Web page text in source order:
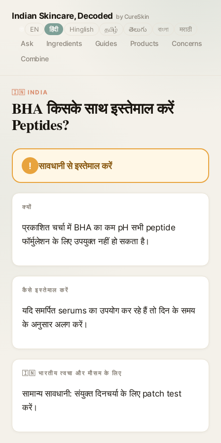
Indian Skincare, Decoded by CureSkin
Ask Ingredients Guides Products
Concerns
Combine
EN हिंदी Hinglish தமிழ் తెలుగు বাংলা मराठी
🇮🇳 INDIA
BHA किसके साथ इस्तेमाल करें
Peptides?
! सावधानी से इस्तेमाल करें
क्यों
प्रकाशित चर्चा में BHA का कम pH सभी peptide
फॉर्मुलेशन के लिए उपयुक्त नहीं हो सकता है।
कैसे इस्तेमाल करें
यदि समर्पित serums का उपयोग कर रहे हैं तो दिन के समय
के अनुसार अलग करें।
🇮🇳 भारतीय त्वचा और मौसम के लिए
सामान्य सावधानी: संयुक्त दिनचर्या के लिए patch test
करें।